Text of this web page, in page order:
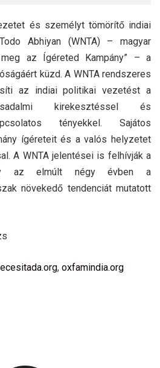
és személyt tömörítő indiai
Abhiyan (WNTA) – magyar
az Ígéreted Kampány” – a
küzd. A WNTA rendszeres
az indiai politikai vezetést a
kirekesztéssel és
tényekkel. Sajátos
ígéreteit és a valós helyzetet
A WNTA jelentései is felhívják a
az elmúlt négy évben a
növekedő tendenciát mutatott
, oxfamindia.org